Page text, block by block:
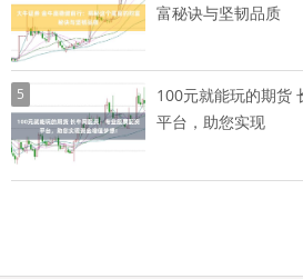
富秘诀与坚韧品质
5
100元就能玩的期货
平台，助您实现